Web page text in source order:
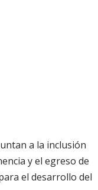
a la inclusión
y el egreso de
el desarrollo del